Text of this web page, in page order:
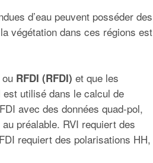
d’eau peuvent posséder des
végétation dans ces régions est
ou RFDI (RFDI) et que les
est utilisé dans le calcul de
avec des données quad-pol,
au préalable. RVI requiert des
requiert des polarisations HH,